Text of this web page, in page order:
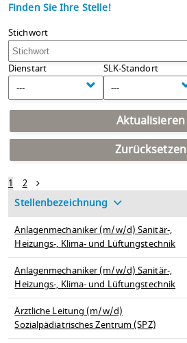
Finden Sie Ihre Stelle!
Stichwort
Dienstart
---
SLK-Standort
---
Aktualisieren
Zurücksetzen
1
2
Stellenbezeichnung
Anlagenmechaniker (m/w/d) Sanitär-,
Heizungs-, Klima- und Lüftungstechnik
Anlagenmechaniker (m/w/d) Sanitär-,
Heizungs-, Klima- und Lüftungstechnik
Ärztliche Leitung (m/w/d)
Sozialpädiatrisches Zentrum (SPZ)